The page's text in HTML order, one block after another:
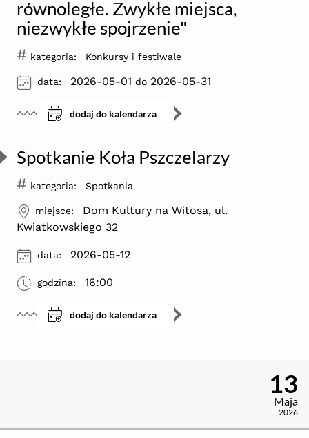
równoległe. Zwykłe miejsca,
niezwykłe spojrzenie"
dodaj do kalendarza
# kategoria: Konkursy i festiwale
ikona
data: 2026-05-01 do 2026-05-31
Spotkanie Koła Pszczelarzy
dodaj do kalendarza
# kategoria: Spotkania
ikona
miejsce:
Dom Kultury na Witosa, ul.
Kwiatkowskiego 32
ikona
data: 2026-05-12
ikona
godzina: 16:00
13
Maja
2026